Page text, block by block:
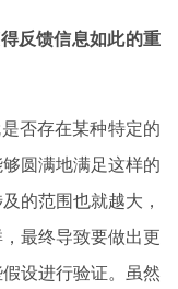
反馈信息如此的重
否存在某种特定的
圆满地满足这样的
的范围也就越大，
最终导致要做出更
设进行验证。虽然